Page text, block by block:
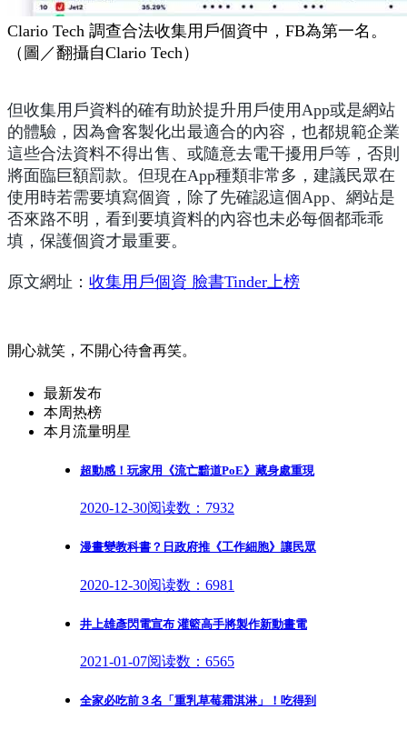
Clario Tech 調查合法收集用戶個資中，FB為第一名。
（圖／翻攝自Clario Tech）
但收集用戶資料的確有助於提升用戶使用App或是網站
的體驗，因為會客製化出最適合的內容，也都規範企業
這些合法資料不得出售、或隨意去電干擾用戶等，否則
將面臨巨額罰款。但現在App種類非常多，建議民眾在
使用時若需要填寫個資，除了先確認這個App、網站是
否來路不明，看到要填資料的內容也未必每個都乖乖
填，保護個資才最重要。
原文網址： 收集用戶個資 臉書Tinder上榜
開心就笑，不開心待會再笑。
最新发布
本周热榜
本月流量明星
超動感！玩家用《流亡黯道PoE》藏身處重現
2020-12-30阅读数：7932
漫畫變教科書？日政府推《工作細胞》讓民眾
2020-12-30阅读数：6981
井上雄彥閃電宣布 灌籃高手將製作新動畫電
2021-01-07阅读数：6565
全家必吃前３名「重乳草莓霜淇淋」！吃得到